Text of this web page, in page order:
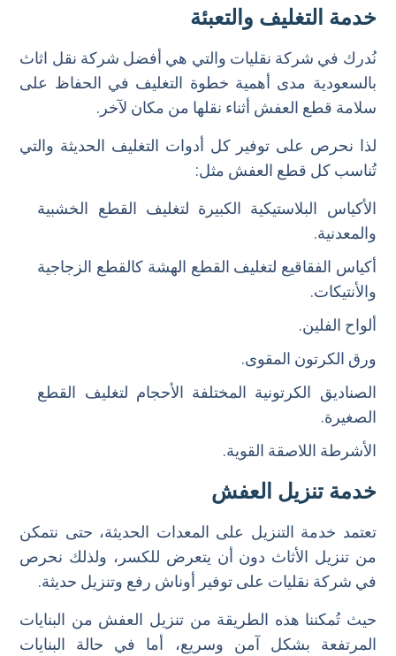
خدمة التغليف والتعبئة
نُدرك في شركة نقليات والتي هي أفضل شركة نقل اثاث
بالسعودية مدى أهمية خطوة التغليف في الحفاظ على
سلامة قطع العفش أثناء نقلها من مكان لآخر.
لذا نحرص على توفير كل أدوات التغليف الحديثة والتي
تُناسب كل قطع العفش مثل:
الأكياس البلاستيكية الكبيرة لتغليف القطع الخشبية
والمعدنية.
أكياس الفقاقيع لتغليف القطع الهشة كالقطع الزجاجية
والأنتيكات.
ألواح الفلين.
ورق الكرتون المقوى.
الصناديق الكرتونية المختلفة الأحجام لتغليف القطع
الصغيرة.
الأشرطة اللاصقة القوية.
خدمة تنزيل العفش
تعتمد خدمة التنزيل على المعدات الحديثة، حتى نتمكن
من تنزيل الأثاث دون أن يتعرض للكسر، ولذلك نحرص
في شركة نقليات على توفير أوناش رفع وتنزيل حديثة.
حيث تُمكننا هذه الطريقة من تنزيل العفش من البنايات
المرتفعة بشكل آمن وسريع، أما في حالة البنايات